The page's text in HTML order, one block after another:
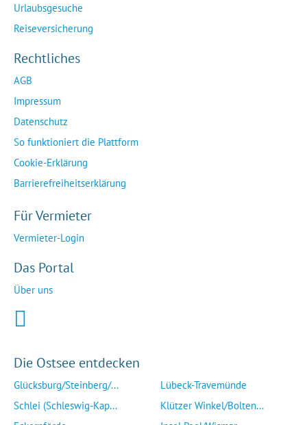
Urlaubsgesuche
Reiseversicherung
Rechtliches
AGB
Impressum
Datenschutz
So funktioniert die Plattform
Cookie-Erklärung
Barrierefreiheitserklärung
Für Vermieter
Vermieter-Login
Das Portal
Über uns
Die Ostsee entdecken
Glücksburg/Steinberg/...
Schlei (Schleswig-Kap...
Lübeck-Travemünde
Klützer Winkel/Bolten...